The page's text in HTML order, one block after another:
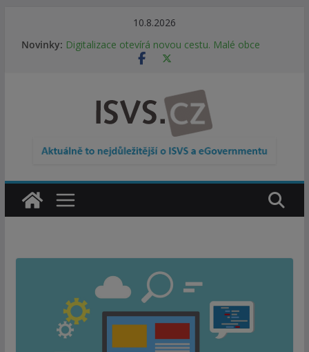
10.8.2026
Novinky: Digitalizace otevírá novou cestu. Malé obce
nemusí zanikat, mohou více spolupracovat
DIA: Informační systém dlouhodobého řízení
(ISDŘ) je od července v plném provozu
RVIS – Výbor pro architekturu a řízení ICT
zveřejnil materiály z nového jednání
Informace o obcích vždy po ruce. SMS ČR spouští